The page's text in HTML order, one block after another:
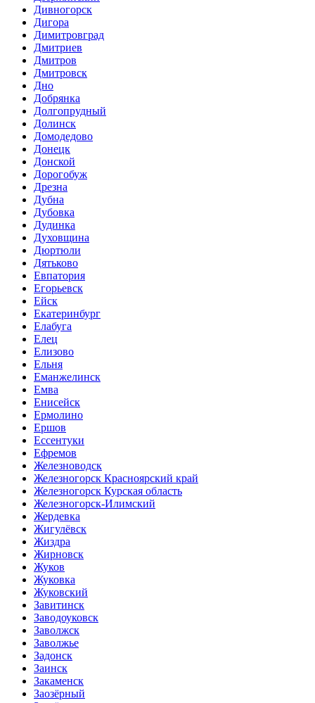
Дивногорск
Дигора
Димитровград
Дмитриев
Дмитров
Дмитровск
Дно
Добрянка
Долгопрудный
Долинск
Домодедово
Донецк
Донской
Дорогобуж
Дрезна
Дубна
Дубовка
Дудинка
Духовщина
Дюртюли
Дятьково
Евпатория
Егорьевск
Ейск
Екатеринбург
Елабуга
Елец
Елизово
Ельня
Еманжелинск
Емва
Енисейск
Ермолино
Ершов
Ессентуки
Ефремов
Железноводск
Железногорск Красноярский край
Железногорск Курская область
Железногорск-Илимский
Жердевка
Жигулёвск
Жиздра
Жирновск
Жуков
Жуковка
Жуковский
Завитинск
Заводоуковск
Заволжск
Заволжье
Задонск
Заинск
Закаменск
Заозёрный